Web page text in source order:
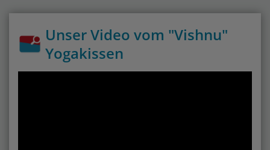
Unser Video vom "Vishnu"
Yogakissen